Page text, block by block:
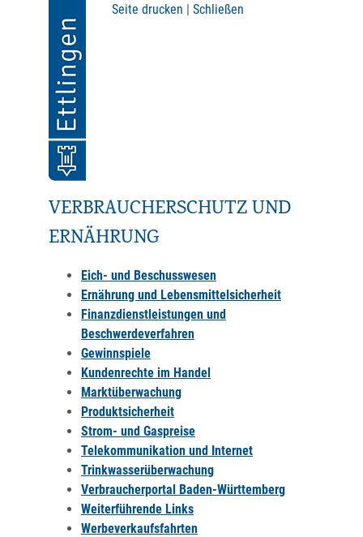
Seite drucken | Schließen
VERBRAUCHERSCHUTZ UND
ERNÄHRUNG
Eich- und Beschusswesen
Ernährung und Lebensmittelsicherheit
Finanzdienstleistungen und
Beschwerdeverfahren
Gewinnspiele
Kundenrechte im Handel
Marktüberwachung
Produktsicherheit
Strom- und Gaspreise
Telekommunikation und Internet
Trinkwasserüberwachung
Verbraucherportal Baden-Württemberg
Weiterführende Links
Werbeverkaufsfahrten